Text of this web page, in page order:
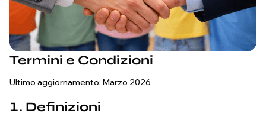
Termini e Condizioni
Ultimo aggiornamento: Marzo 2026
1. Definizioni